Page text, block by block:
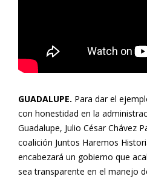
GUADALUPE. Para dar el
con honestidad en la
Guadalupe, Julio César Chávez
coalición Juntos Haremos
encabezará un gobierno que
sea transparente en el manejo